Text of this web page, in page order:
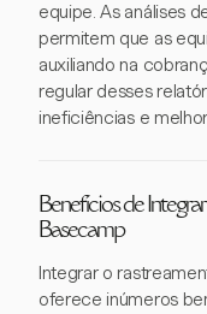
equipe. As análises
permitem que as
auxiliando na
regular desses
ineficiências e
Benefícios de
Basecamp
Integrar o
oferece inúmeros